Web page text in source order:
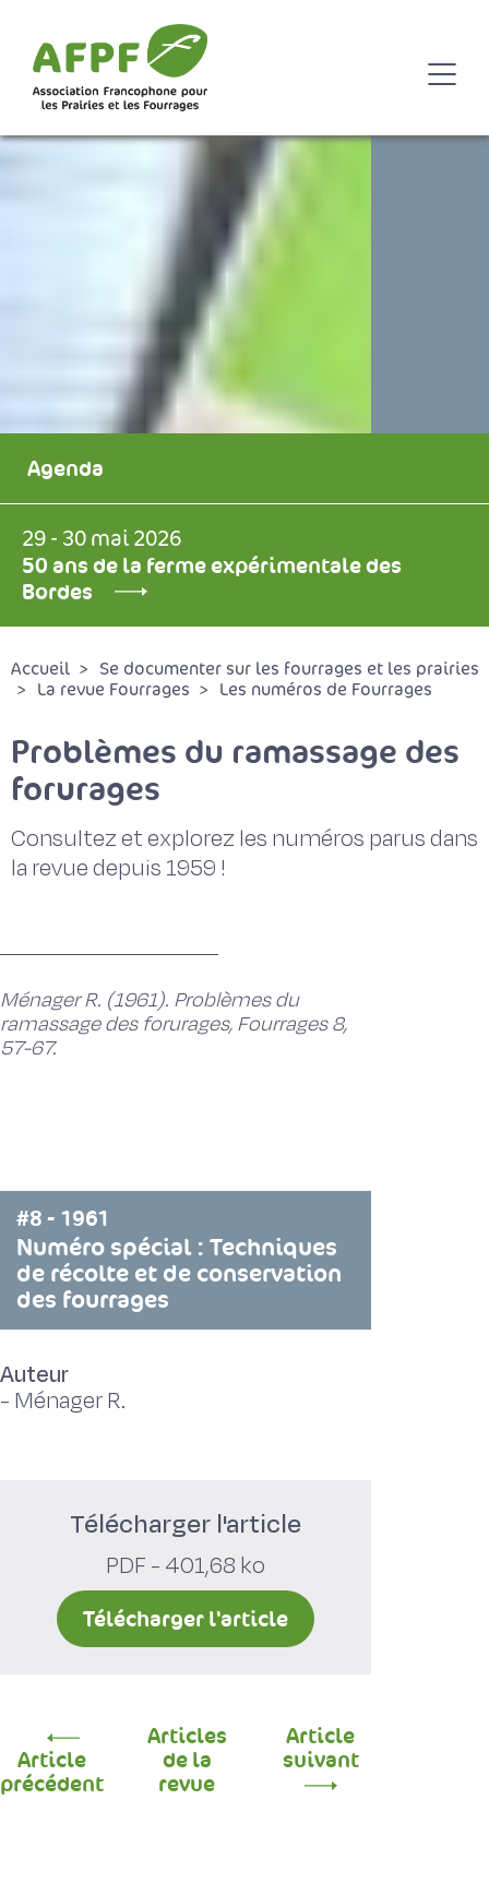
Agenda
29 - 30 mai 2026
50 ans de la ferme expérimentale des
Bordes
Accueil
Se documenter sur les fourrages et les prairies
La revue Fourrages
Les numéros de Fourrages
Problèmes du ramassage des
forurages
Consultez et explorez les numéros parus dans
la revue depuis 1959 !
Ménager R. (1961). Problèmes du
ramassage des forurages, Fourrages 8,
57-67.
#8 - 1961
Numéro spécial : Techniques
de récolte et de conservation
des fourrages
Auteur
- Ménager R.
Télécharger l'article
PDF - 401,68 ko
Télécharger l'article
Article
précédent
Articles
de la
revue
Article
suivant